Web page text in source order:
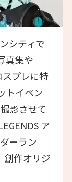
シティで
真集や
プレに特
トイベン
影させて
ア
ーラン
創作オリジ